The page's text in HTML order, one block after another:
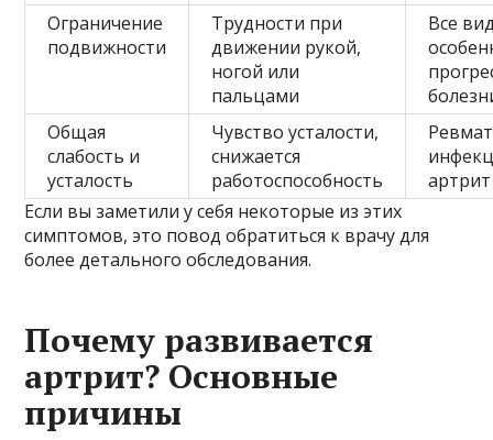
Ограничение
подвижности
Трудности при
движении рукой,
ногой или
пальцами
Все
Общая
слабость и
усталость
Чувство усталости,
снижается
работоспособность
артрит
Если вы заметили у себя некоторые из этих
симптомов, это повод обратиться к врачу для
более детального обследования.
Почему развивается
артрит? Основные
причины